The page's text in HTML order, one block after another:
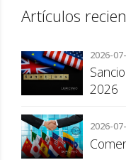
Artículos
2026-
2026
2026-